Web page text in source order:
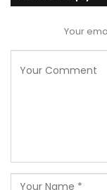
Your